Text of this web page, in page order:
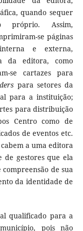
quando sequer
próprio. Assim,
se páginas
e externa,
da editora, como
se cartazes para
para setores da
para a instituição;
para distribuição
Centro como de
de eventos etc.
a uma editora
de gestores que ela
de sua
da identidade de
qualificado para a
pois não